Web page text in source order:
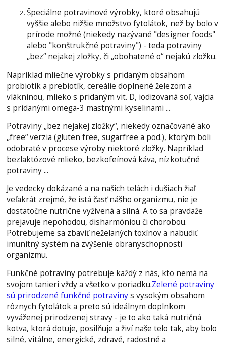
Špeciálne potravinové výrobky, ktoré obsahujú
vyššie alebo nižšie množstvo fytolátok, než by bolo v
prírode možné (niekedy nazývané "designer foods"
alebo "konštrukčné potraviny") - teda potraviny
„bez“ nejakej zložky, či „obohatené o“ nejakú zložku.
Napríklad mliečne výrobky s pridaným obsahom
probiotík a prebiotík, cereálie doplnené železom a
vlákninou, mlieko s pridaným vit. D, iodizovaná soľ, vajcia
s pridanými omega-3 mastnými kyselinami ...
Potraviny „bez nejakej zložky“, niekedy označované ako
„free“ verzia (gluten free, sugarfree a pod.), ktorým boli
odobraté v procese výroby niektoré zložky. Napríklad
bezlaktózové mlieko, bezkofeínová káva, nízkotučné
potraviny ...
Je vedecky dokázané a na našich telách i dušiach žiaľ
veľakrát zrejmé, že istá časť nášho organizmu, nie je
dostatočne nutrične vyživená a silná. A to sa pravdaže
prejavuje nepohodou, disharmóniou či chorobou.
Potrebujeme sa zbaviť neželaných toxínov a nabudiť
imunitný systém na zvýšenie obranyschopnosti
organizmu.
Funkčné potraviny potrebuje každý z nás, kto nemá na
svojom tanieri vždy a všetko v poriadku.Zelené potraviny
sú prirodzené funkčné potravinys vysokým obsahom
rôznych fytolátok a preto sú ideálnym doplnkom
vyváženej prirodzenej stravy - je to ako taká nutričná
kotva, ktorá dotuje, posilňuje a živí naše telo tak, aby bolo
silné, vitálne, energické, zdravé, radostné a